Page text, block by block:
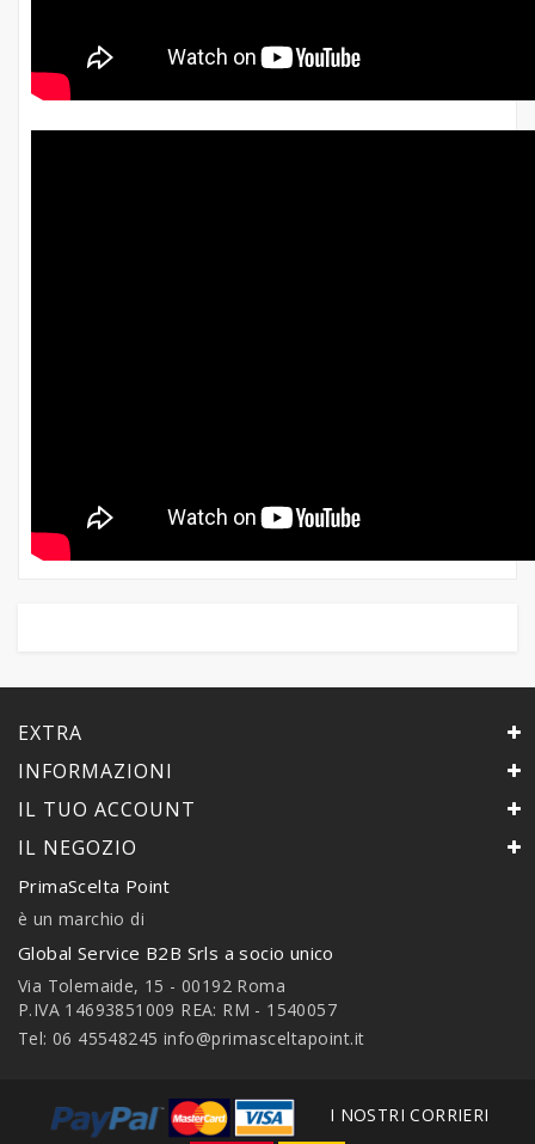
EXTRA
INFORMAZIONI
IL TUO ACCOUNT
IL NEGOZIO
PrimaScelta Point
è un marchio di
Global Service B2B Srls a socio unico
Via Tolemaide, 15 - 00192 Roma
P.IVA 14693851009 REA: RM - 1540057
Tel: 06 45548245 info@primasceltapoint.it
I NOSTRI CORRIERI